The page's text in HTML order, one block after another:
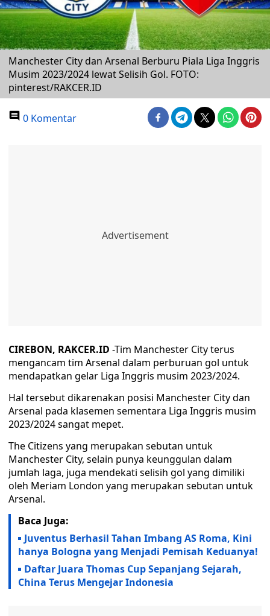
Manchester City dan Arsenal Berburu Piala Liga Inggris
Musim 2023/2024 lewat Selisih Gol. FOTO:
pinterest/RAKCER.ID
0 Komentar
CIREBON, RAKCER.ID -Tim Manchester City terus
mengancam tim Arsenal dalam perburuan gol untuk
mendapatkan gelar Liga Inggris musim 2023/2024.
Hal tersebut dikarenakan posisi Manchester City dan
Arsenal pada klasemen sementara Liga Inggris musim
2023/2024 sangat mepet.
The Citizens yang merupakan sebutan untuk
Manchester City, selain punya keunggulan dalam
jumlah laga, juga mendekati selisih gol yang dimiliki
oleh Meriam London yang merupakan sebutan untuk
Arsenal.
Baca Juga:
Juventus Berhasil Tahan Imbang AS Roma, Kini
hanya Bologna yang Menjadi Pemisah Keduanya!
Daftar Juara Thomas Cup Sepanjang Sejarah,
China Terus Mengejar Indonesia